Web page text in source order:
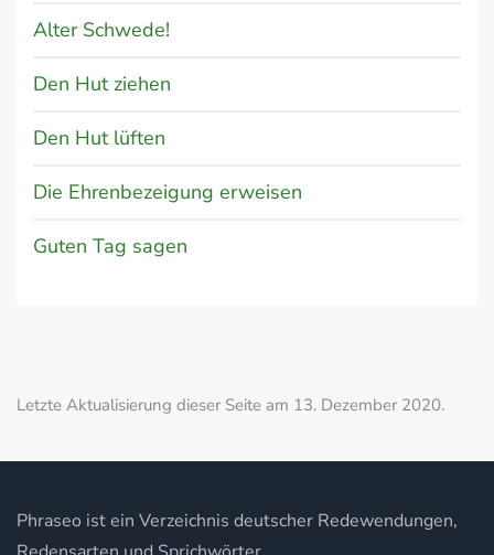
Alter Schwede!
Den Hut ziehen
Den Hut lüften
Die Ehrenbezeigung erweisen
Guten Tag sagen
Letzte Aktualisierung dieser Seite am 13. Dezember 2020.
Phraseo ist ein Verzeichnis deutscher Redewendungen,